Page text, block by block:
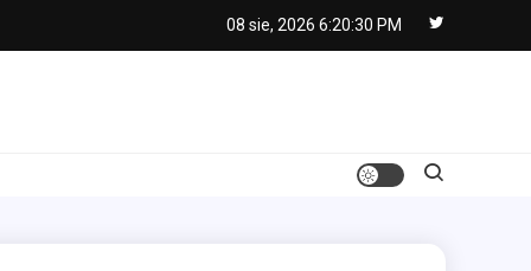
08 sie, 2026 6:20:32 PM